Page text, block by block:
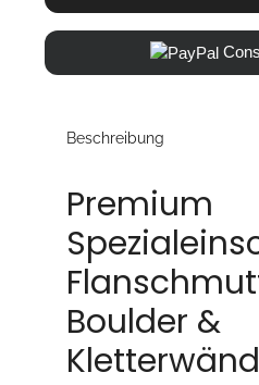
Beschreibung
Premium
Boulder &